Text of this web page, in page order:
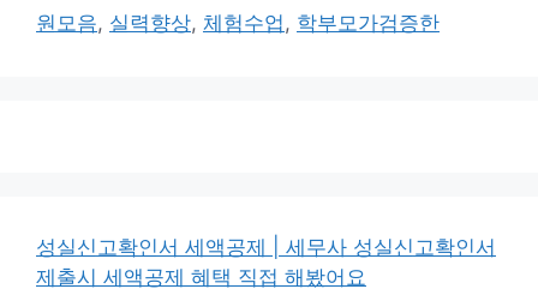
원모음, 실력향상, 체험수업 , 학부모가검증한
성실신고확인서 세액공제 | 세무사 성실신고확인서
제출시 세액공제 혜택 직접 해봤어요